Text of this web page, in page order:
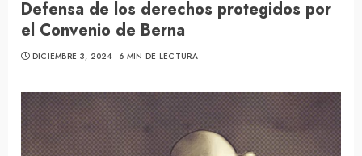
Defensa de los derechos protegidos por
el Convenio de Berna
DICIEMBRE 3, 2024 6 MIN DE LECTURA